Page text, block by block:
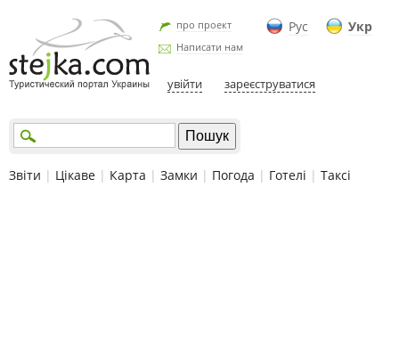
Рус Укр
про проект
Написати нам
увійти зареєструватися
Звіти | Цікаве | Карта | Замки | Погода | Готелі | Таксі